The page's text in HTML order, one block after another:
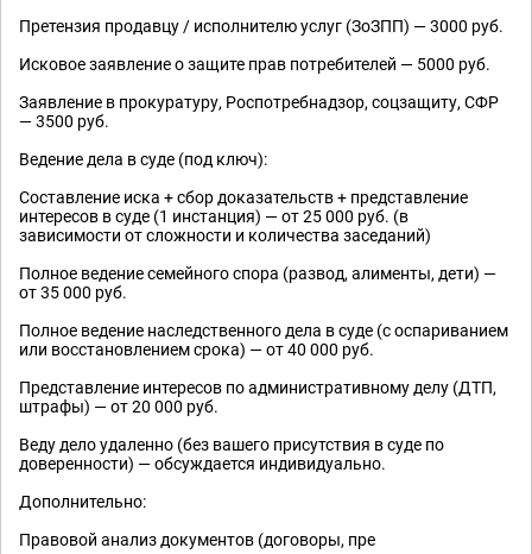
Претензия продавцу / исполнителю услуг (ЗоЗПП) — 3000 руб.
Исковое заявление о защите прав потребителей — 5000 руб.
Заявление в прокуратуру, Роспотребнадзор, соцзащиту, СФР
— 3500 руб.
Ведение дела в суде (под ключ):
Составление иска + сбор доказательств + представление
интересов в суде (1 инстанция) — от 25 000 руб. (в
зависимости от сложности и количества заседаний)
Полное ведение семейного спора (развод, алименты, дети) —
от 35 000 руб.
Полное ведение наследственного дела в суде (с оспариванием
или восстановлением срока) — от 40 000 руб.
Представление интересов по административному делу (ДТП,
штрафы) — от 20 000 руб.
Веду дело удаленно (без вашего присутствия в суде по
доверенности) — обсуждается индивидуально.
Дополнительно:
Правовой анализ документов (договоры, пре